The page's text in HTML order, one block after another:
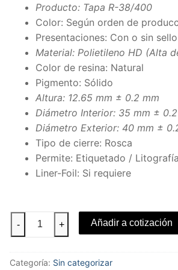
Producto: Tapa R-38/400
Color: Según orden de
Presentaciones: Con o sin
Material: Polietileno HD (Alta
Color de resina: Natural
Pigmento: Sólido
Altura: 12.65 mm ± 0.2 mm
Diámetro Interior: 35 mm ±
Diámetro Exterior: 40 mm ±
Tipo de cierre: Rosca
Permite: Etiquetado / Litografía
Liner-Foil: Si requiere
R-
cantidad
- + Añadir a cotización
Categoría: Sin categorizar